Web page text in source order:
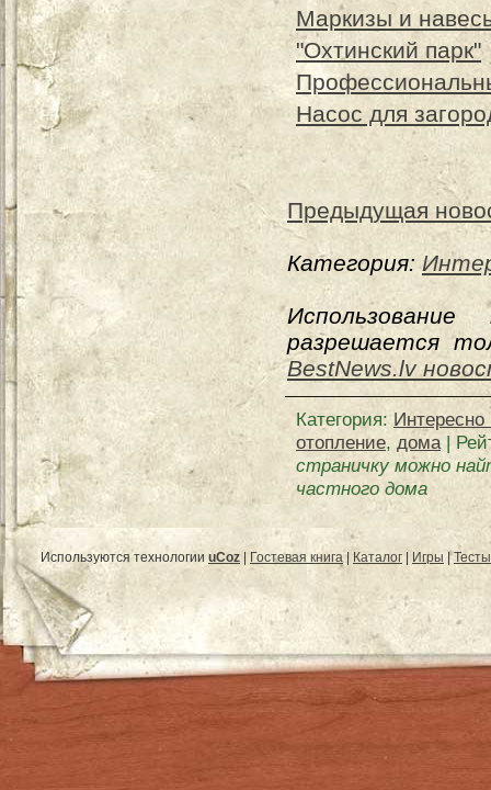
Маркизы и
"Охтинский парк"
Насос для
Предыдущая
Категория:
разрешается
BestNews.lv
Категория: Интересно
отопление, дома|
страничку можно
частного дома
Используются технологии uCoz Гостевая книга| Каталог Игры |Тесты